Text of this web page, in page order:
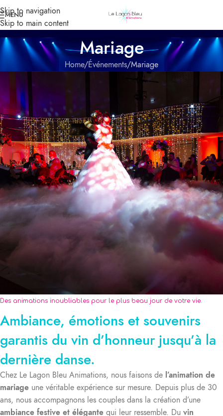
Skip to navigation
Skip to main content
MENU
Mariage
Home Événements Mariage
Des animations inoubliables pour le plus beau jour de votre vie.
Ambiance, émotions et souvenirs
garantis du vin d’honneur jusqu’à la
dernière danse.
Chez Le Lagon Bleu Animations, nous faisons de l’animation de
mariage une véritable expérience sur mesure. Depuis plus de 30
ans, nous accompagnons les couples dans la création d’une
ambiance festive et élégante qui leur ressemble. Du vin